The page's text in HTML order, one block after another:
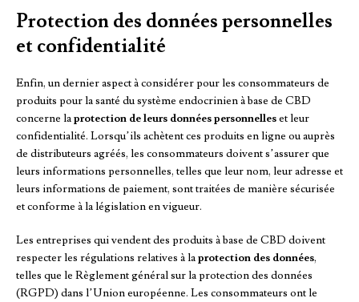
Protection des données personnelles
et confidentialité
Enfin, un dernier aspect à considérer pour les consommateurs de
produits pour la santé du système endocrinien à base de CBD
concerne laprotection de leurs données personnelleset leur
confidentialité. Lorsqu’ils achètent ces produits en ligne ou auprès
de distributeurs agréés, les consommateurs doivent s’assurer que
leurs informations personnelles, telles que leur nom, leur adresse et
leurs informations de paiement, sont traitées de manière sécurisée
et conforme à la législation en vigueur.
Les entreprises qui vendent des produits à base de CBD doivent
respecter les régulations relatives à laprotection des données,
telles que le Règlement général sur la protection des données
(RGPD) dans l’Union européenne. Les consommateurs ont le